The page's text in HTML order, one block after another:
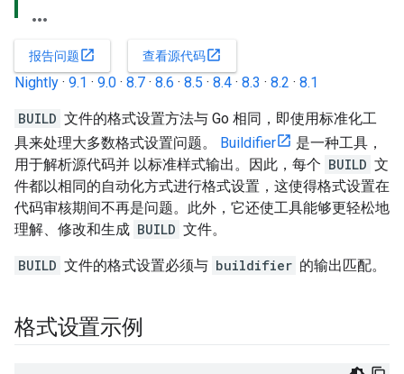
报告问题open_in_new 查看源代码open_in_new
Nightly · 9.1 · 9.0 · 8.7 · 8.6 · 8.5 · 8.4 · 8.3 · 8.2 · 8.1
BUILD 文件的格式设置方法与 Go 相同，即使用标准化工
具来处理大多数格式设置问题。 Buildifier
是一种工具，
用于解析源代码并 以标准样式输出。因此，每个 BUILD 文
件都以相同的自动化方式进行格式设置，这使得格式设置在
代码审核期间不再是问题。此外，它还使工具能够更轻松地
理解、修改和生成 BUILD 文件。
BUILD 文件的格式设置必须与 buildifier 的输出匹配。
格式设置示例